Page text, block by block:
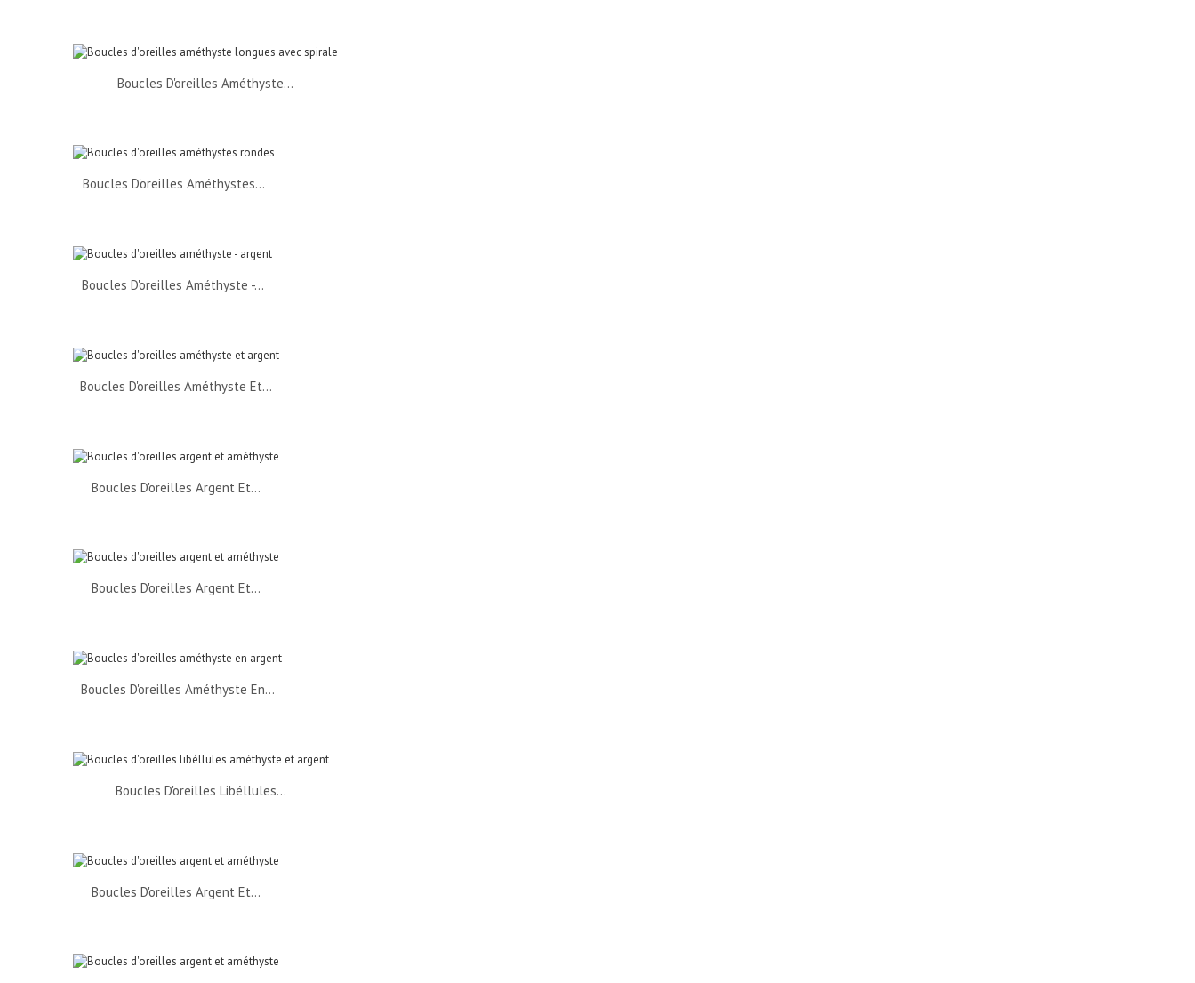
Boucles D'oreilles Améthyste...
Boucles D'oreilles Améthystes...
Boucles D'oreilles Améthyste -...
Boucles D'oreilles Améthyste Et...
Boucles D'oreilles Argent Et...
Boucles D'oreilles Argent Et...
Boucles D'oreilles Améthyste En...
Boucles D'oreilles Libéllules...
Boucles D'oreilles Argent Et...